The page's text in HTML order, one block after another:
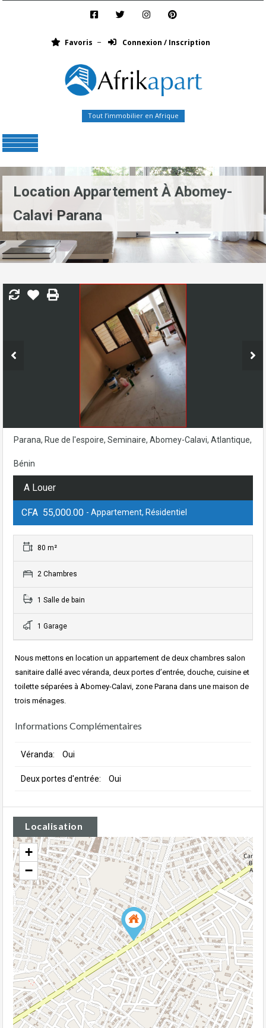
Favoris Connexion / Inscription
Tout l’immobilier en Afrique
Location Appartement À Abomey-
Calavi Parana
Parana, Rue de l'espoire, Seminaire, Abomey-Calavi, Atlantique,
Bénin
A Louer
CFA 55,000.00 - Appartement, Résidentiel
80 m²
2 Chambres
1 Salle de bain
1 Garage
Nous mettons en location un appartement de deux chambres salon
sanitaire dallé avec véranda, deux portes d’entrée, douche, cuisine et
toilette séparées à Abomey-Calavi, zone Parana dans une maison de
trois ménages.
Informations Complémentaires
Véranda: Oui
Deux portes d'entrée: Oui
Localisation
+
−